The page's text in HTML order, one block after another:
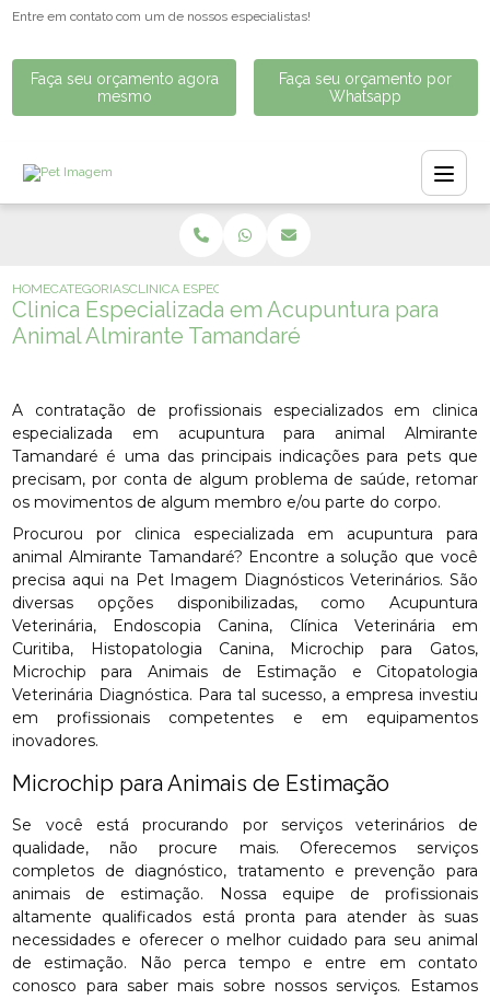
Entre em contato com um de nossos especialistas!
Faça seu orçamento agora
mesmo
Faça seu orçamento por
Whatsapp
HOMECATEGORIASCLINICA ESPECIALIZADA EM ACUPUNTURA PARA
Clinica Especializada em Acupuntura para
Animal Almirante Tamandaré
A contratação de profissionais especializados em clinica
especializada em acupuntura para animal Almirante
Tamandaré é uma das principais indicações para pets que
precisam, por conta de algum problema de saúde, retomar
os movimentos de algum membro e/ou parte do corpo.
Procurou por clinica especializada em acupuntura para
animal Almirante Tamandaré? Encontre a solução que você
precisa aqui na Pet Imagem Diagnósticos Veterinários. São
diversas opções disponibilizadas, como Acupuntura
Veterinária, Endoscopia Canina, Clínica Veterinária em
Curitiba, Histopatologia Canina, Microchip para Gatos,
Microchip para Animais de Estimação e Citopatologia
Veterinária Diagnóstica. Para tal sucesso, a empresa investiu
em profissionais competentes e em equipamentos
inovadores.
Microchip para Animais de Estimação
Se você está procurando por serviços veterinários de
qualidade, não procure mais. Oferecemos serviços
completos de diagnóstico, tratamento e prevenção para
animais de estimação. Nossa equipe de profissionais
altamente qualificados está pronta para atender às suas
necessidades e oferecer o melhor cuidado para seu animal
de estimação. Não perca tempo e entre em contato
conosco para saber mais sobre nossos serviços. Estamos